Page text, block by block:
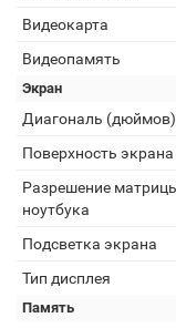
Видеокарта
Видеопамять
Экран
Диагональ (дюймов)
Поверхность экрана
Разрешение
ноутбука
Подсветка экрана
Тип дисплея
Память